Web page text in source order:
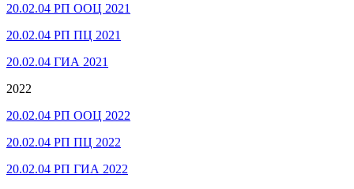
20.02.04 РП ООЦ 2021
20.02.04 РП ПЦ 2021
20.02.04 ГИА 2021
2022
20.02.04 РП ООЦ 2022
20.02.04 РП ПЦ 2022
20.02.04 РП ГИА 2022